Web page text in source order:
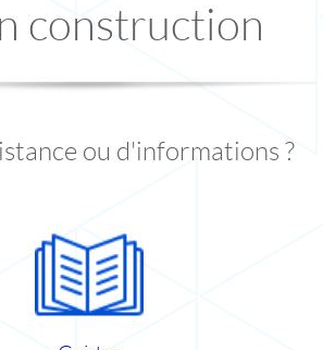
construction
ou d'informations ?